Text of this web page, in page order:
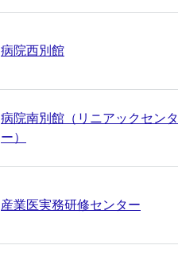
病院西別館
病院南別館（リニアックセンタ
ー）
産業医実務研修センター